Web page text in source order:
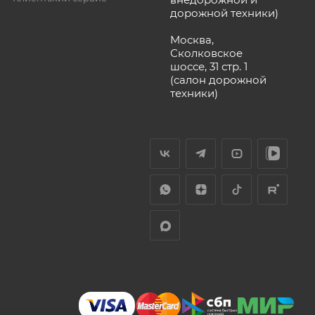
дорожной техники)
Москва,
Сколковское
шоссе, 31 стр. 1
(салон дорожной
техники)